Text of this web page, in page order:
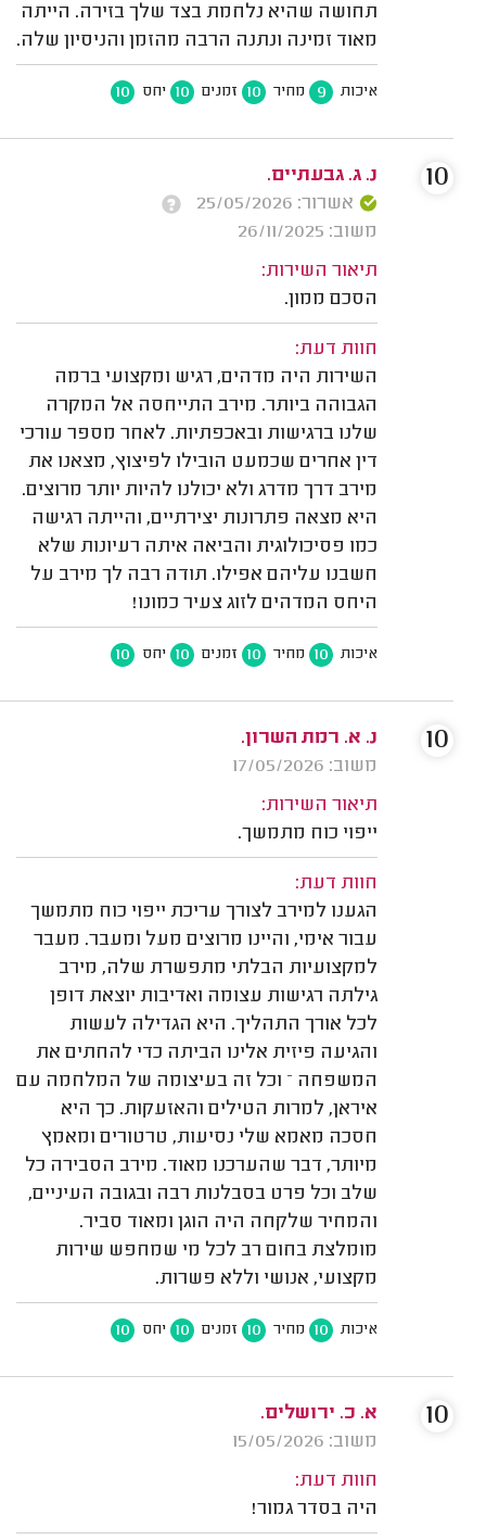
תחושה שהיא נלחמת בצד שלך בזירה. הייתה
מאוד זמינה ונתנה הרבה מהזמן והניסיון שלה.
איכות 9 מחיר 10 זמנים 10 יחס 10
נ. ג. גבעתיים.
אשרור: 25/05/2026
משוב: 26/11/2025
תיאור השירות:
הסכם ממון.
חוות דעת:
השירות היה מדהים, רגיש ומקצועי ברמה
הגבוהה ביותר. מירב התייחסה אל המקרה
שלנו ברגישות ובאכפתיות. לאחר מספר עורכי
דין אחרים שכמעט הובילו לפיצוץ, מצאנו את
מירב דרך מדרג ולא יכולנו להיות יותר מרוצים.
היא מצאה פתרונות יצירתיים, והייתה רגישה
כמו פסיכולוגית והביאה איתה רעיונות שלא
חשבנו עליהם אפילו. תודה רבה לך מירב על
היחס המדהים לזוג צעיר כמונו!
איכות 10 מחיר 10 זמנים 10 יחס 10
10
נ. א. רמת השרון.
משוב: 17/05/2026
תיאור השירות:
ייפוי כוח מתמשך.
חוות דעת:
הגענו למירב לצורך עריכת ייפוי כוח מתמשך
עבור אימי, והיינו מרוצים מעל ומעבר. מעבר
למקצועיות הבלתי מתפשרת שלה, מירב
גילתה רגישות עצומה ואדיבות יוצאת דופן
לכל אורך התהליך. היא הגדילה לעשות
והגיעה פיזית אלינו הביתה כדי להחתים את
המשפחה – וכל זה בעיצומה של המלחמה עם
איראן, למרות הטילים והאזעקות. כך היא
חסכה מאמא שלי נסיעות, טרטורים ומאמץ
מיותר, דבר שהערכנו מאוד. מירב הסבירה כל
שלב וכל פרט בסבלנות רבה ובגובה העיניים,
והמחיר שלקחה היה הוגן ומאוד סביר.
מומלצת בחום רב לכל מי שמחפש שירות
מקצועי, אנושי וללא פשרות.
איכות 10 מחיר 10 זמנים 10 יחס 10
10
א. כ. ירושלים.
משוב: 15/05/2026
חוות דעת:
היה בסדר גמור!
10